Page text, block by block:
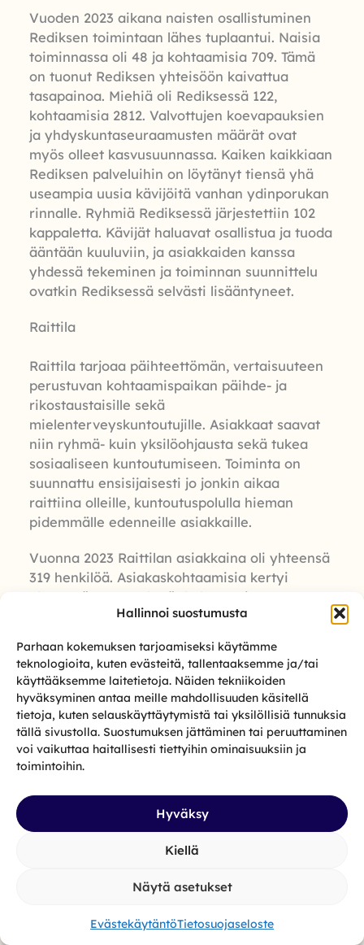
Hallinnoi suostumusta
Parhaan kokemuksen tarjoamiseksi käytämme
teknologioita, kuten evästeitä, tallentaaksemme ja/tai
käyttääksemme laitetietoja. Näiden tekniikoiden
hyväksyminen antaa meille mahdollisuuden käsitellä
tietoja, kuten selauskäyttäytymistä tai yksilöllisiä tunnuksia
tällä sivustolla. Suostumuksen jättäminen tai peruuttaminen
voi vaikuttaa haitallisesti tiettyihin ominaisuuksiin ja
toimintoihin.
Hyväksy
Kiellä
Näytä asetukset
EvästekäytäntöTietosuojaseloste
Vuoden 2023 aikana naisten osallistuminen
Rediksen toimintaan lähes tuplaantui. Naisia
toiminnassa oli 48 ja kohtaamisia 709. Tämä
on tuonut Rediksen yhteisöön kaivattua
tasapainoa. Miehiä oli Rediksessä 122,
kohtaamisia 2812. Valvottujen koevapauksien
ja yhdyskuntaseuraamusten määrät ovat
myös olleet kasvusuunnassa. Kaiken kaikkiaan
Rediksen palveluihin on löytänyt tiensä yhä
useampia uusia kävijöitä vanhan ydinporukan
rinnalle. Ryhmiä Rediksessä järjestettiin 102
kappaletta. Kävijät haluavat osallistua ja tuoda
ääntään kuuluviin, ja asiakkaiden kanssa
yhdessä tekeminen ja toiminnan suunnittelu
ovatkin Rediksessä selvästi lisääntyneet.
Raittila
Raittila tarjoaa päihteettömän, vertaisuuteen
perustuvan kohtaamispaikan päihde- ja
rikostaustaisille sekä
mielenterveyskuntoutujille. Asiakkaat saavat
niin ryhmä- kuin yksilöohjausta sekä tukea
sosiaaliseen kuntoutumiseen. Toiminta on
suunnattu ensisijaisesti jo jonkin aikaa
raittiina olleille, kuntoutuspolulla hieman
pidemmälle edenneille asiakkaille.
Vuonna 2023 Raittilan asiakkaina oli yhteensä
319 henkilöä. Asiakaskohtaamisia kertyi
yhteensä 3672. Ryhmät kokoontuivat
kaikkiaan 260 kertaa, ja ryhmissä kohdattiin
järjestettiin 19 kappaletta, ja niihin osallistui
yhteensä 171 asiakasta. Raittilan toimintaan
tuli vuonna 2023 mukaan aiempia vuosia
enemmän naisia, ja myös alle 29-vuotiaita
asiakkaita oli edellistä vuotta enemmän.
Yhteistyötä mm. Rikosseuraamuslaitoksen,
Helsingin seurakuntayhtymän ja alan muiden
toimijoiden kanssa tehtiin tiiviisti.